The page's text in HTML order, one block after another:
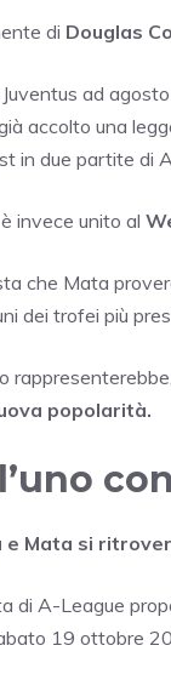
di Douglas
ad
accolto una
in due partite di
invece unito al
che Mata
dei trofei più
popolarità.
e Mata si
di A-League
19 ottobre